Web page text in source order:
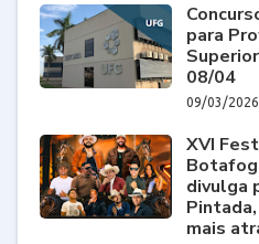
para
08/04
09/03/2026
XVI
divulga
mais